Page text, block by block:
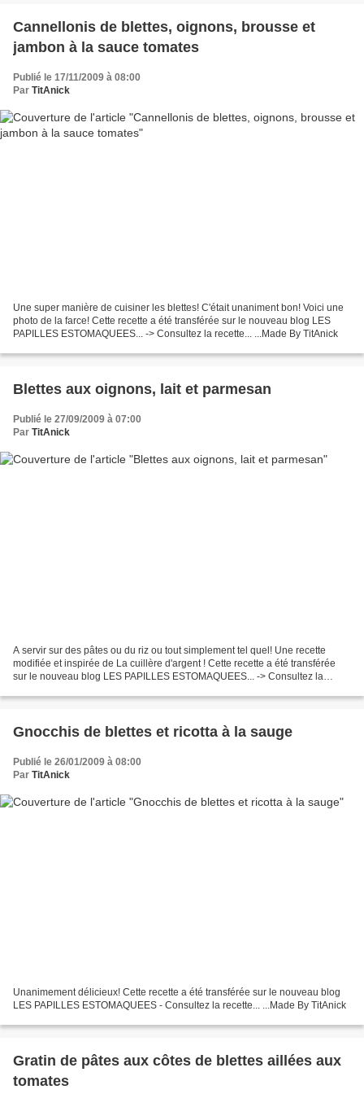
Cannellonis de blettes, oignons, brousse et
jambon à la sauce tomates
Publié le 17/11/2009 à 08:00
Par TitAnick
Une super manière de cuisiner les blettes! C'était unaniment bon! Voici une
photo de la farce! Cette recette a été transférée sur le nouveau blog LES
PAPILLES ESTOMAQUEES... -> Consultez la recette... ...Made By TitAnick
Blettes aux oignons, lait et parmesan
Publié le 27/09/2009 à 07:00
Par TitAnick
A servir sur des pâtes ou du riz ou tout simplement tel quel! Une recette
modifiée et inspirée de La cuillère d'argent ! Cette recette a été transférée
sur le nouveau blog LES PAPILLES ESTOMAQUEES... -> Consultez la
Gnocchis de blettes et ricotta à la sauge
Publié le 26/01/2009 à 08:00
Par TitAnick
Unanimement délicieux! Cette recette a été transférée sur le nouveau blog
LES PAPILLES ESTOMAQUEES - Consultez la recette... ...Made By TitAnick
Gratin de pâtes aux côtes de blettes aillées aux
tomates